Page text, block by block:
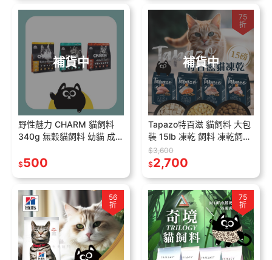
補貨中
野性魅力 CHARM 貓飼料
340g 無穀貓飼料 幼貓 成貓
$500
補貨中
75
折
Tapazo特百滋 貓飼料 大包
裝 15lb 凍乾 飼料 凍乾飼料
挑嘴貓救星 鮭魚 雞肉
$3,600
$2,700
56
折
75
折